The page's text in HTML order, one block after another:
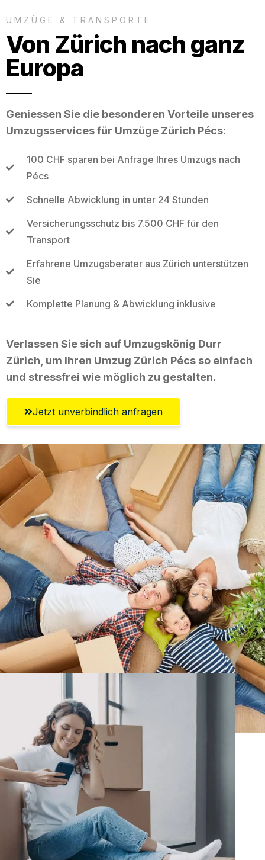
UMZÜGE & TRANSPORTE
Von Zürich nach ganz
Europa
Geniessen Sie die besonderen Vorteile unseres
Umzugsservices für Umzüge Zürich Pécs:
100 CHF sparen bei Anfrage Ihres Umzugs nach
Pécs
Schnelle Abwicklung in unter 24 Stunden
Versicherungsschutz bis 7.500 CHF für den
Transport
Erfahrene Umzugsberater aus Zürich unterstützen
Sie
Komplette Planung & Abwicklung inklusive
Verlassen Sie sich auf Umzugskönig Durr
Zürich, um Ihren Umzug Zürich Pécs so einfach
und stressfrei wie möglich zu gestalten.
Jetzt unverbindlich anfragen